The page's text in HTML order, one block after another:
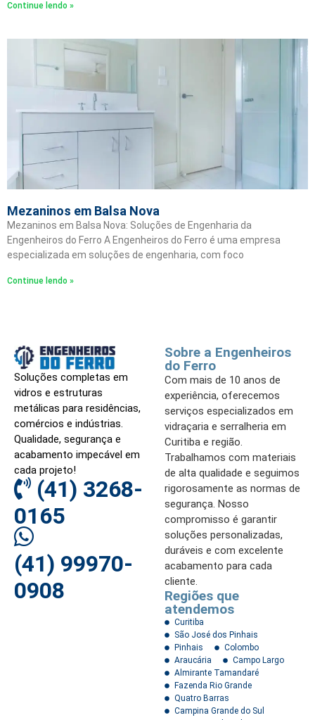
Continue lendo »
Mezaninos em Balsa Nova
Mezaninos em Balsa Nova: Soluções de Engenharia da
Engenheiros do Ferro A Engenheiros do Ferro é uma empresa
especializada em soluções de engenharia, com foco
Continue lendo »
Soluções completas em
vidros e estruturas
metálicas para residências,
comércios e indústrias.
Qualidade, segurança e
acabamento impecável em
cada projeto!
(41) 3268-
0165
(41) 99970-
0908
Sobre a Engenheiros
do Ferro
Com mais de 10 anos de
experiência, oferecemos
serviços especializados em
vidraçaria e serralheria em
Curitiba e região.
Trabalhamos com materiais
de alta qualidade e seguimos
rigorosamente as normas de
segurança. Nosso
compromisso é garantir
soluções personalizadas,
duráveis e com excelente
acabamento para cada
cliente.
Regiões que
atendemos
Curitiba
São José dos Pinhais
Pinhais
Colombo
Araucária
Campo Largo
Almirante Tamandaré
Fazenda Rio Grande
Quatro Barras
Campina Grande do Sul